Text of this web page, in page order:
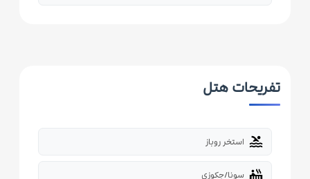
تفریحات هتل
pool استخر روباز
hot_tub سونا/جکوزی